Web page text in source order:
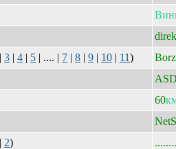
| 3 | 4 | 5 | .... | 7 | 8 | 9 | 10 | 11)
60
| 2)